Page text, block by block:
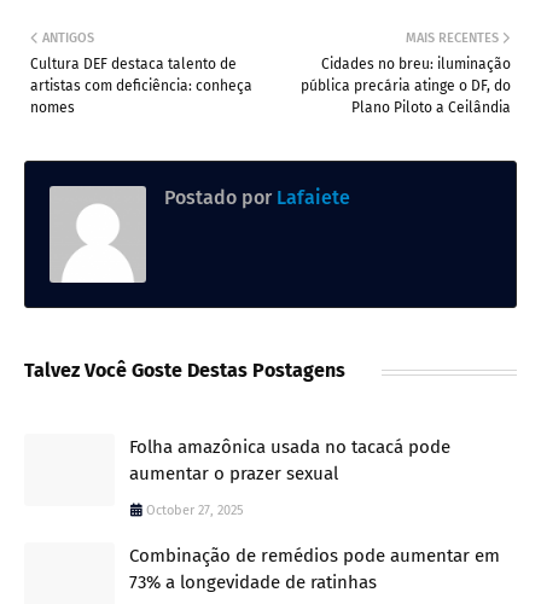
MAIS RECENTES
Cidades no breu: iluminação
pública precária atinge o DF, do
Plano Piloto a Ceilândia
ANTIGOS
Cultura DEF destaca talento de
artistas com deficiência: conheça
nomes
Postado por Lafaiete
Talvez Você Goste Destas Postagens
Folha amazônica usada no tacacá pode
aumentar o prazer sexual
October 27, 2025
Combinação de remédios pode aumentar em
73% a longevidade de ratinhas